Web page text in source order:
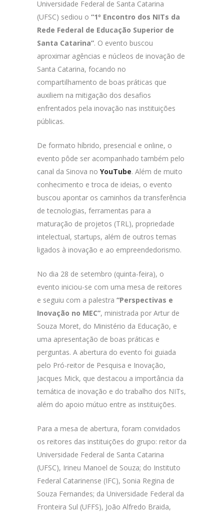
Universidade Federal de Santa Catarina
(UFSC) sediou o “1º Encontro dos NITs da
Rede Federal de Educação Superior de
Santa Catarina”. O evento buscou
aproximar agências e núcleos de inovação de
Santa Catarina, focando no
compartilhamento de boas práticas que
auxiliem na mitigação dos desafios
enfrentados pela inovação nas instituições
públicas.
De formato híbrido, presencial e online, o
evento pôde ser acompanhado também pelo
canal da Sinova no YouTube. Além de muito
conhecimento e troca de ideias, o evento
buscou apontar os caminhos da transferência
de tecnologias, ferramentas para a
maturação de projetos (TRL), propriedade
intelectual, startups, além de outros temas
ligados à inovação e ao empreendedorismo.
No dia 28 de setembro (quinta-feira), o
evento iniciou-se com uma mesa de reitores
e seguiu com a palestra “Perspectivas e
Inovação no MEC”, ministrada por Artur de
Souza Moret, do Ministério da Educação, e
uma apresentação de boas práticas e
perguntas. A abertura do evento foi guiada
pelo Pró-reitor de Pesquisa e Inovação,
Jacques Mick, que destacou a importância da
temática de inovação e do trabalho dos NITs,
além do apoio mútuo entre as instituições.
Para a mesa de abertura, foram convidados
os reitores das instituições do grupo: reitor da
Universidade Federal de Santa Catarina
(UFSC), Irineu Manoel de Souza; do Instituto
Federal Catarinense (IFC), Sonia Regina de
Souza Fernandes; da Universidade Federal da
Fronteira Sul (UFFS), João Alfredo Braida,